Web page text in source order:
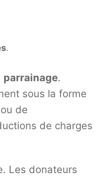
.
parrainage.
sous la forme
de
de charges
Les donateurs